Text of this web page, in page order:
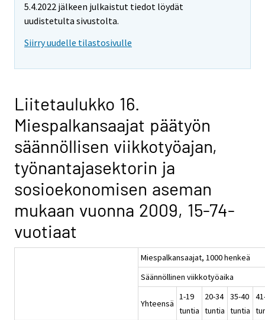
5.4.2022 jälkeen julkaistut tiedot löydät
uudistetulta sivustolta.
Siirry uudelle tilastosivulle
Liitetaulukko 16.
Miespalkansaajat päätyön
säännöllisen viikkotyöajan,
työnantajasektorin ja
sosioekonomisen aseman
mukaan vuonna 2009, 15-74-
vuotiaat
Miespalkansaajat, 1000 henkeä
Säännöllinen viikkotyöaika
Yhteensä
1-19
tuntia
20-34
tuntia
35-40
tuntia